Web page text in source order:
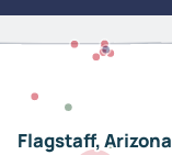
Flagstaff, Arizona